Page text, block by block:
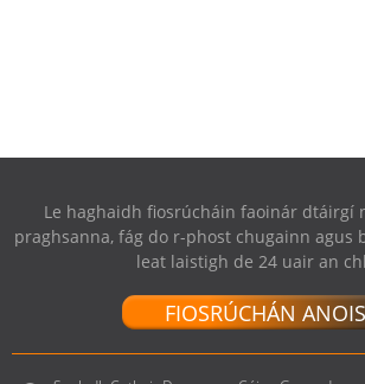
Le haghaidh fiosrúcháin faoinár dtáirgí
praghsanna, fág do r-phost chugainn agus
leat laistigh de 24 uair an
FIOSRÚCHÁN ANOIS